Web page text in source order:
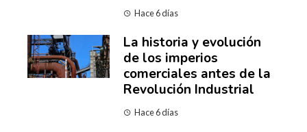
Hace 6 días
La historia y evolución
de los imperios
comerciales antes de la
Revolución Industrial
Hace 6 días